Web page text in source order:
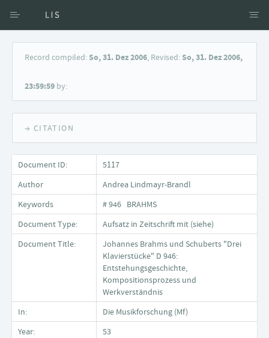
Access via Author
Keyword Search
Record compiled:So, 31. Dez 2006, Revised:So, 31. Dez 2006,
23:59:59 by:
→ CITATION
Document ID:
5117
Author
Andrea Lindmayr-Brandl
Keywords
# 946 BRAHMS
Document Type:
Aufsatz in Zeitschrift mit (siehe)
Document Title:
Johannes Brahms und Schuberts "Drei
Klavierstücke" D 946:
Entstehungsgeschichte,
Kompositionsprozess und
Werkverständnis
In:
Die Musikforschung (Mf)
Year:
53